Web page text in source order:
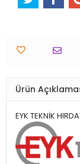
Ürün
EYK TEKNİK